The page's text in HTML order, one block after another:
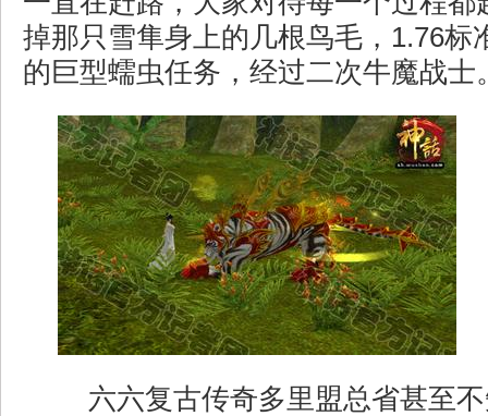
掉那只雪隼身上的几根鸟毛，1.76标
的巨型蠕虫任务，经过二次牛魔战士
六六复古传奇多里盟总省甚至